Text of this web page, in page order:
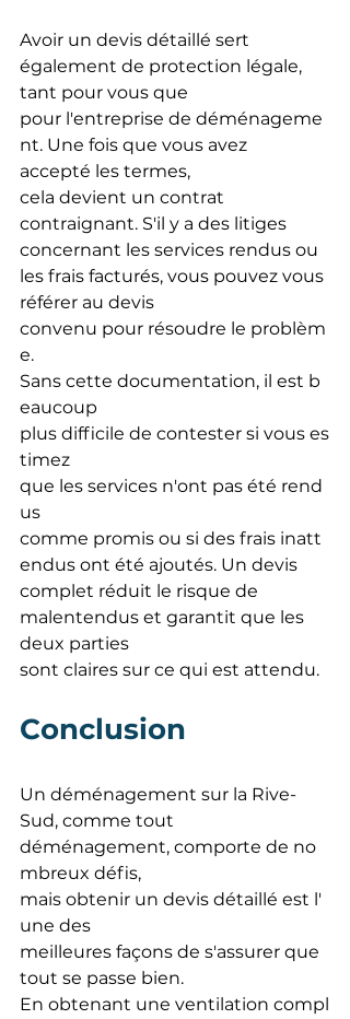
Avoir un devis détaillé sert
également de protection légale,
tant pour vous que
pour l'entreprise de déménageme
nt. Une fois que vous avez
accepté les termes,
cela devient un contrat
contraignant. S'il y a des litiges
concernant les services rendus ou
les frais facturés, vous pouvez vous
référer au devis
convenu pour résoudre le problèm
e.
Sans cette documentation, il est b
eaucoup
plus difficile de contester si vous es
timez
que les services n'ont pas été rend
us
comme promis ou si des frais inatt
endus ont été ajoutés. Un devis
complet réduit le risque de
malentendus et garantit que les
deux parties
sont claires sur ce qui est attendu.
Conclusion
Un déménagement sur la Rive-
Sud, comme tout
déménagement, comporte de no
mbreux défis,
mais obtenir un devis détaillé est l'
une des
meilleures façons de s'assurer que
tout se passe bien.
En obtenant une ventilation compl